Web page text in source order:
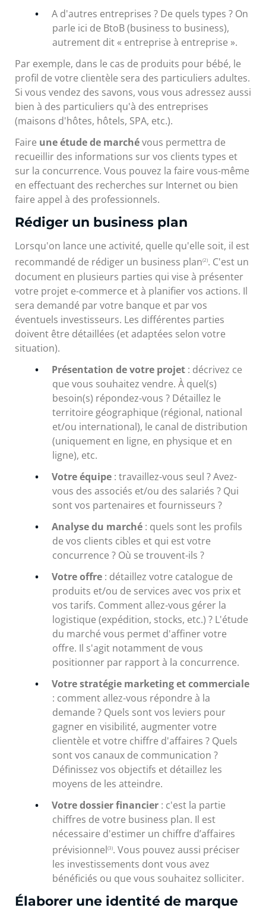
A d'autres entreprises ? De quels types ? On
parle ici de BtoB (business to business),
autrement dit « entreprise à entreprise ».
Par exemple, dans le cas de produits pour bébé, le
profil de votre clientèle sera des particuliers adultes.
Si vous vendez des savons, vous vous adressez aussi
bien à des particuliers qu'à des entreprises
(maisons d'hôtes, hôtels, SPA, etc.).
Faire une étude de marchévous permettra de
recueillir des informations sur vos clients types et
sur la concurrence. Vous pouvez la faire vous-même
en effectuant des recherches sur Internet ou bien
faire appel à des professionnels.
Rédiger un business plan
Lorsqu'on lance une activité, quelle qu'elle soit, il est
recommandé de rédiger un business plan(2). C'est un
document en plusieurs parties qui vise à présenter
votre projet e-commerce et à planifier vos actions. Il
sera demandé par votre banque et par vos
éventuels investisseurs. Les différentes parties
doivent être détaillées (et adaptées selon votre
situation).
Présentation de votre projet : décrivez ce
que vous souhaitez vendre. À quel(s)
besoin(s) répondez-vous ? Détaillez le
territoire géographique (régional, national
et/ou international), le canal de distribution
(uniquement en ligne, en physique et en
ligne), etc.
Votre équipe : travaillez-vous seul ? Avez-
vous des associés et/ou des salariés ? Qui
sont vos partenaires et fournisseurs ?
Analyse du marché : quels sont les profils
de vos clients cibles et qui est votre
concurrence ? Où se trouvent-ils ?
Votre offre : détaillez votre catalogue de
produits et/ou de services avec vos prix et
vos tarifs. Comment allez-vous gérer la
logistique (expédition, stocks, etc.) ? L'étude
du marché vous permet d'affiner votre
offre. Il s'agit notamment de vous
positionner par rapport à la concurrence.
Votre stratégie marketing et commerciale
: comment allez-vous répondre à la
demande ? Quels sont vos leviers pour
gagner en visibilité, augmenter votre
clientèle et votre chiffre d'affaires ? Quels
sont vos canaux de communication ?
Définissez vos objectifs et détaillez les
moyens de les atteindre.
Votre dossier financier : c'est la partie
chiffres de votre business plan. Il est
nécessaire d'estimer un chiffre d’affaires
prévisionnel(3). Vous pouvez aussi préciser
les investissements dont vous avez
bénéficiés ou que vous souhaitez solliciter.
Élaborer une identité de marque